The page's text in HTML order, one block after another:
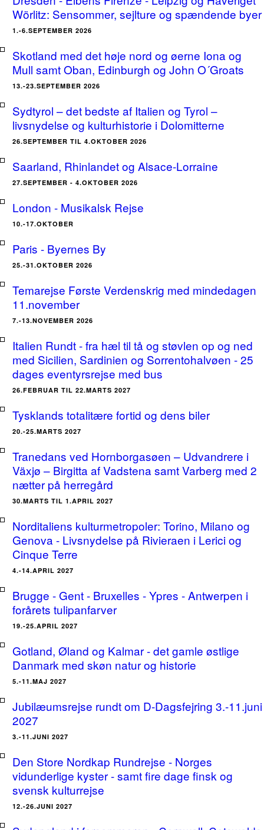
Wörlitz: Sensommer, sejlture og spændende byer
1.-6.SEPTEMBER 2026
Skotland med det høje nord og øerne Iona og
Mull samt Oban, Edinburgh og John O´Groats
13.-23.SEPTEMBER 2026
Sydtyrol – det bedste af Italien og Tyrol –
livsnydelse og kulturhistorie i Dolomitterne
26.SEPTEMBER TIL 4.OKTOBER 2026
Saarland, Rhinlandet og Alsace-Lorraine
27.SEPTEMBER - 4.OKTOBER 2026
London - Musikalsk Rejse
10.-17.OKTOBER
Paris - Byernes By
25.-31.OKTOBER 2026
Temarejse Første Verdenskrig med mindedagen
11.november
7.-13.NOVEMBER 2026
Italien Rundt - fra hæl til tå og støvlen op og ned
med Sicilien, Sardinien og Sorrentohalvøen - 25
dages eventyrsrejse med bus
26.FEBRUAR TIL 22.MARTS 2027
Tysklands totalitære fortid og dens biler
20.-25.MARTS 2027
Tranedans ved Hornborgasøen – Udvandrere i
Växjø – Birgitta af Vadstena samt Varberg med 2
nætter på herregård
30.MARTS TIL 1.APRIL 2027
Norditaliens kulturmetropoler: Torino, Milano og
Genova - Livsnydelse på Rivieraen i Lerici og
Cinque Terre
4.-14.APRIL 2027
Brugge - Gent - Bruxelles - Ypres - Antwerpen i
forårets tulipanfarver
19.-25.APRIL 2027
Gotland, Øland og Kalmar - det gamle østlige
Danmark med skøn natur og historie
5.-11.MAJ 2027
Jubilæumsrejse rundt om D-Dagsfejring 3.-11.juni
2027
3.-11.JUNI 2027
Den Store Nordkap Rundrejse - Norges
vidunderlige kyster - samt fire dage finsk og
svensk kulturrejse
12.-26.JUNI 2027